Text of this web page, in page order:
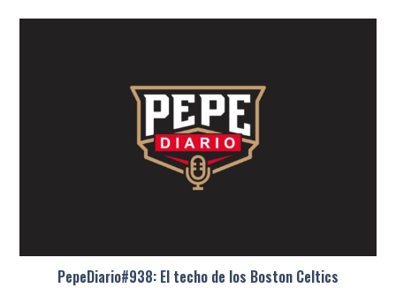
PepeDiario#938: El techo de los Boston Celtics